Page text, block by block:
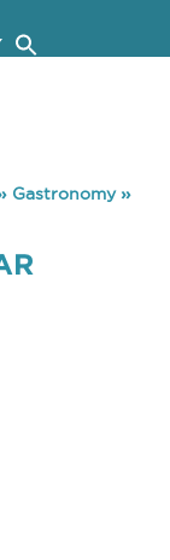
Gastronomy»